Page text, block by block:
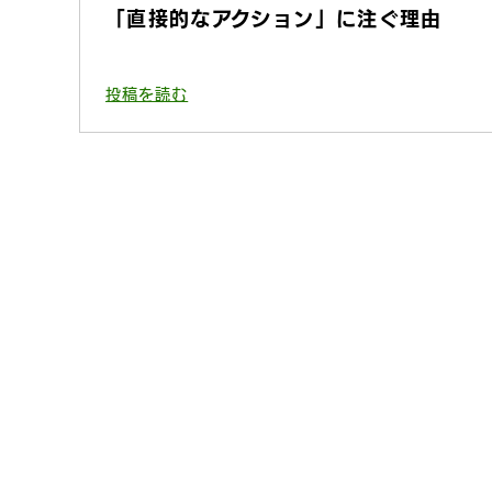
「直接的なアクション」に注ぐ理由
投稿を読む